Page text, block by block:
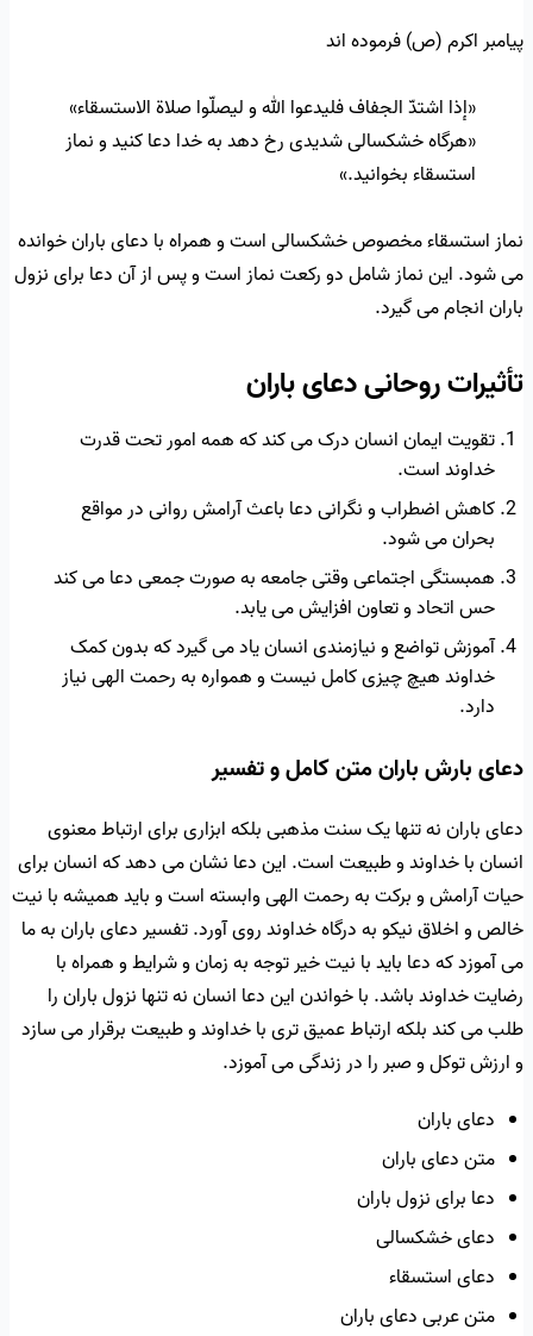
پیامبر اکرم (ص) فرموده اند
«إذا اشتدّ الجفاف فليدعوا الله و ليصلّوا صلاة الاستسقاء»
«هرگاه خشکسالی شدیدی رخ دهد به خدا دعا کنید و نماز
استسقاء بخوانید.»
نماز استسقاء مخصوص خشکسالی است و همراه با دعای باران خوانده
می شود. این نماز شامل دو رکعت نماز است و پس از آن دعا برای نزول
باران انجام می گیرد.
تأثیرات روحانی دعای باران
تقویت ایمان انسان درک می کند که همه امور تحت قدرت
خداوند است.
کاهش اضطراب و نگرانی دعا باعث آرامش روانی در مواقع
بحران می شود.
همبستگی اجتماعی وقتی جامعه به صورت جمعی دعا می کند
حس اتحاد و تعاون افزایش می یابد.
آموزش تواضع و نیازمندی انسان یاد می گیرد که بدون کمک
خداوند هیچ چیزی کامل نیست و همواره به رحمت الهی نیاز
دارد.
دعای بارش باران متن کامل و تفسیر
دعای باران نه تنها یک سنت مذهبی بلکه ابزاری برای ارتباط معنوی
انسان با خداوند و طبیعت است. این دعا نشان می دهد که انسان برای
حیات آرامش و برکت به رحمت الهی وابسته است و باید همیشه با نیت
خالص و اخلاق نیکو به درگاه خداوند روی آورد. تفسیر دعای باران به ما
می آموزد که دعا باید با نیت خیر توجه به زمان و شرایط و همراه با
رضایت خداوند باشد. با خواندن این دعا انسان نه تنها نزول باران را
طلب می کند بلکه ارتباط عمیق تری با خداوند و طبیعت برقرار می سازد
و ارزش توکل و صبر را در زندگی می آموزد.
دعای باران
متن دعای باران
دعا برای نزول باران
دعای خشکسالی
دعای استسقاء
متن عربی دعای باران